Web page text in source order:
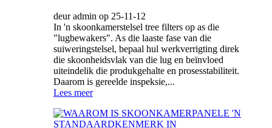
deur admin op 25-11-12
In 'n skoonkamerstelsel tree filters op as die
"lugbewakers". As die laaste fase van die
suiweringstelsel, bepaal hul werkverrigting direk
die skoonheidsvlak van die lug en beïnvloed
uiteindelik die produkgehalte en prosesstabiliteit.
Daarom is gereelde inspeksie,...
Lees meer